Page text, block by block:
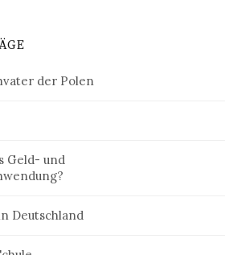
der Polen
Geld- und
Deutschland